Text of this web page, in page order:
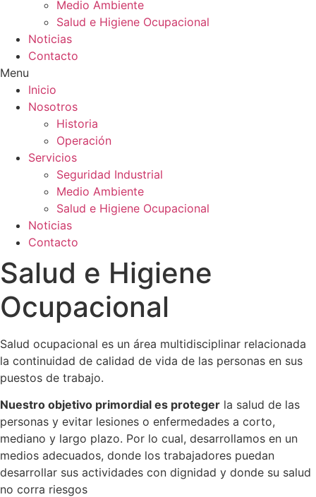
Medio Ambiente
Salud e Higiene Ocupacional
Noticias
Contacto
Menu
Inicio
Nosotros
Historia
Operación
Servicios
Seguridad Industrial
Medio Ambiente
Salud e Higiene Ocupacional
Noticias
Contacto
Salud e Higiene
Ocupacional
Salud ocupacional es un área multidisciplinar relacionada
la continuidad de calidad de vida de las personas en sus
puestos de trabajo.
Nuestro objetivo primordial es proteger la salud de las
personas y evitar lesiones o enfermedades a corto,
mediano y largo plazo. Por lo cual, desarrollamos en un
medios adecuados, donde los trabajadores puedan
desarrollar sus actividades con dignidad y donde su salud
no corra riesgos